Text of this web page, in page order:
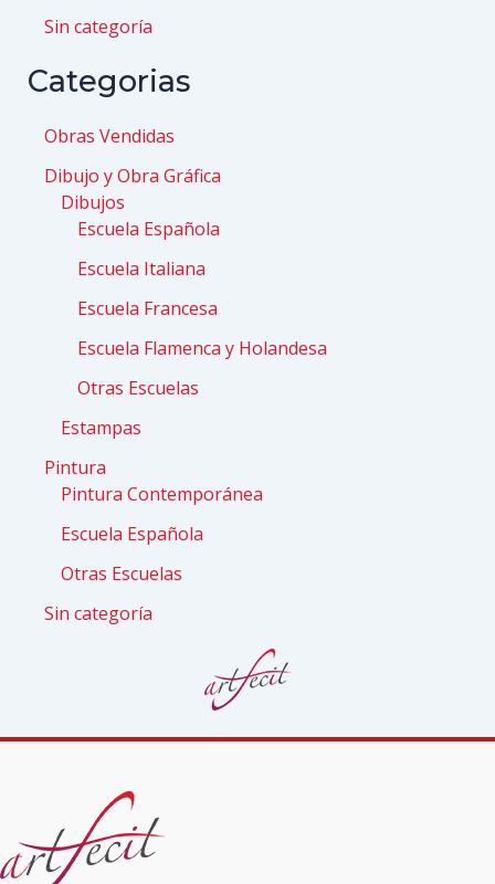
Sin categoría
Categorias
Obras Vendidas
Dibujo y Obra Gráfica
Dibujos
Escuela Española
Escuela Italiana
Escuela Francesa
Escuela Flamenca y Holandesa
Otras Escuelas
Estampas
Pintura
Pintura Contemporánea
Escuela Española
Otras Escuelas
Sin categoría